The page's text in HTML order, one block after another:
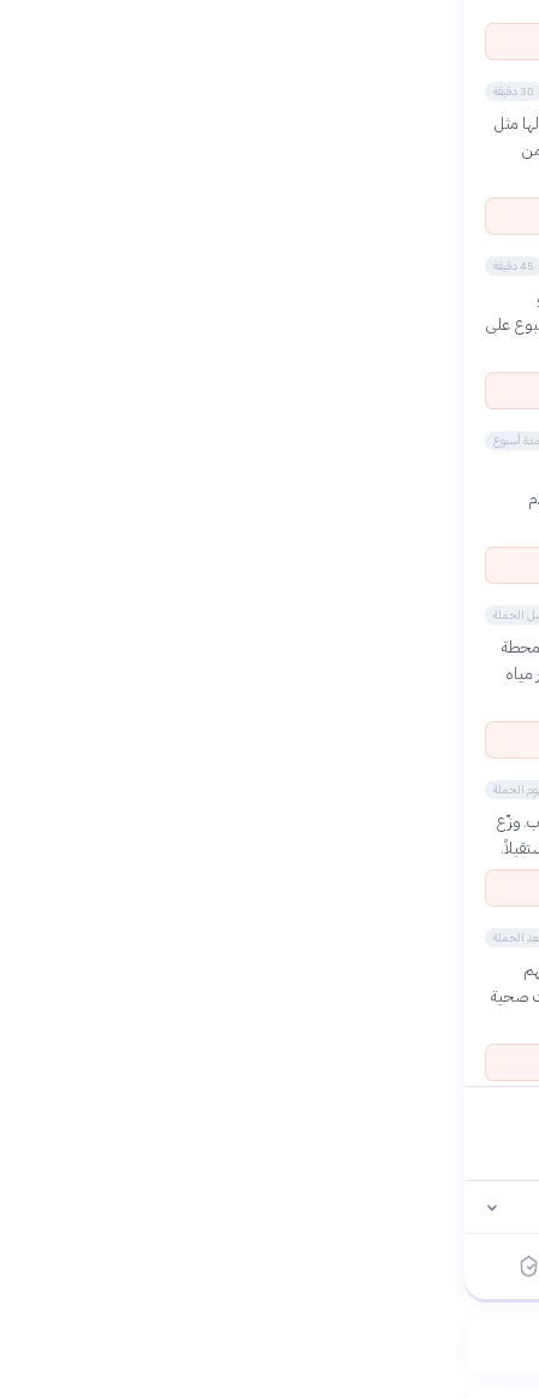
30 دقيقة
مثل
45 دقيقة
على
الحملة
محطة
وزّع
الحملة
صحية